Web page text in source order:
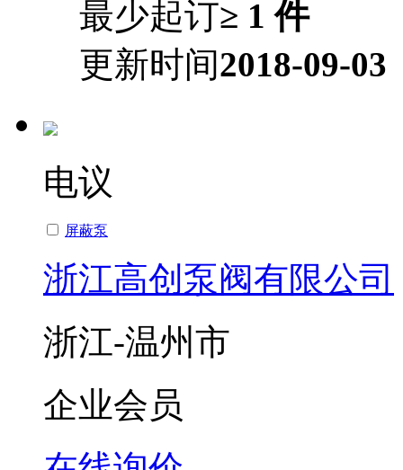
最少起订≥ 1 件
更新时间2018-09-03
电议
屏蔽泵
浙江高创泵阀有限公司
浙江-温州市
企业会员